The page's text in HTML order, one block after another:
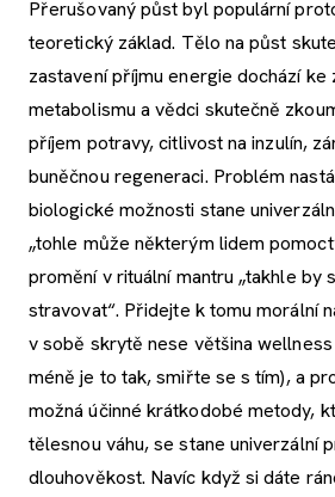
Přerušovaný půst byl populární
teoretický základ. Tělo na půst
zastavení příjmu energie dochází ke
metabolismu a vědci skutečně
příjem potravy, citlivost na inzulín,
buněčnou regeneraci. Problém
biologické možnosti stane
„tohle může některým lidem
promění v rituální mantru „takhle by
stravovat“. Přidejte k tomu morální
v sobě skrytě nese většina
méně je to tak, smiřte se s tím), a
možná účinné krátkodobé metody,
tělesnou váhu, se stane univerzální
dlouhověkost. Navíc když si dáte